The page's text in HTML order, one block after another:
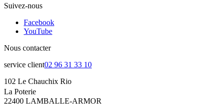
Suivez-nous
Facebook
YouTube
Nous contacter
service client02 96 31 33 10
102 Le Chauchix Rio
La Poterie
22400 LAMBALLE-ARMOR